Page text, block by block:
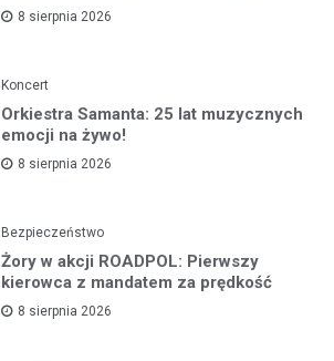
8 sierpnia 2026
Koncert
Orkiestra Samanta: 25 lat muzycznych
emocji na żywo!
8 sierpnia 2026
Bezpieczeństwo
Żory w akcji ROADPOL: Pierwszy
kierowca z mandatem za prędkość
8 sierpnia 2026